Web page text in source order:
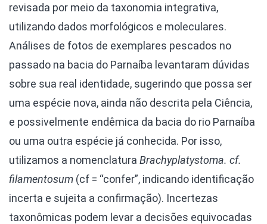
revisada por meio da taxonomia integrativa,
utilizando dados morfológicos e moleculares.
Análises de fotos de exemplares pescados no
passado na bacia do Parnaíba levantaram dúvidas
sobre sua real identidade, sugerindo que possa ser
uma espécie nova, ainda não descrita pela Ciência,
e possivelmente endêmica da bacia do rio Parnaíba
ou uma outra espécie já conhecida. Por isso,
utilizamos a nomenclatura Brachyplatystoma. cf.
filamentosum (cf = “confer”, indicando identificação
incerta e sujeita a confirmação). Incertezas
taxonômicas podem levar a decisões equivocadas